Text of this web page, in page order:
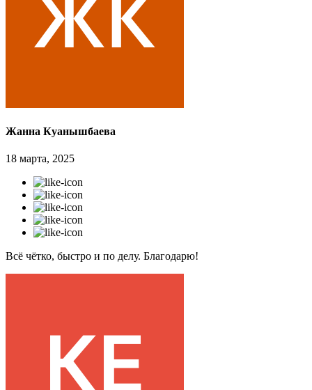
Жанна Куанышбаева
18 марта, 2025
Всё чётко, быстро и по делу. Благодарю!